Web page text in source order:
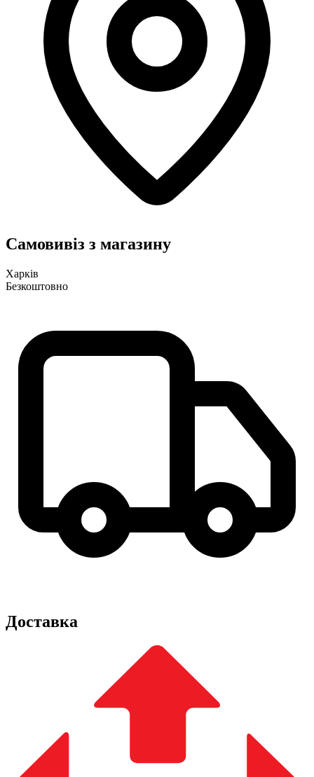
Самовивіз з магазину
Харків
Безкоштовно
Доставка